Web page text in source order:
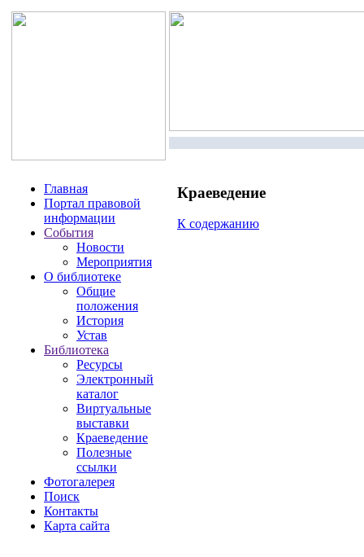
Главная
Портал правовой
информации
События
Новости
Мероприятия
О библиотеке
Общие
положения
История
Устав
Библиотека
Ресурсы
Электронный
каталог
Виртуальные
выставки
Краеведение
Полезные
ссылки
Фотогалерея
Поиск
Контакты
Карта сайта
Краеведение
К содержанию